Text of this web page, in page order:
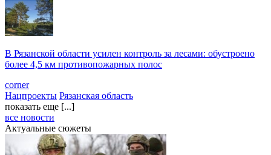
В Рязанской области усилен контроль за лесами: обустроено
более 4,5 км противопожарных полос
corner
Нацпроекты Рязанская область
показать еще [...]
все новости
Актуальные сюжеты